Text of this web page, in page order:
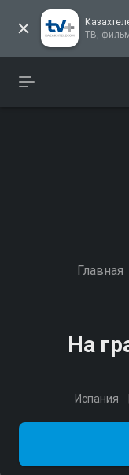
ТВ,
Главная
На
Испания